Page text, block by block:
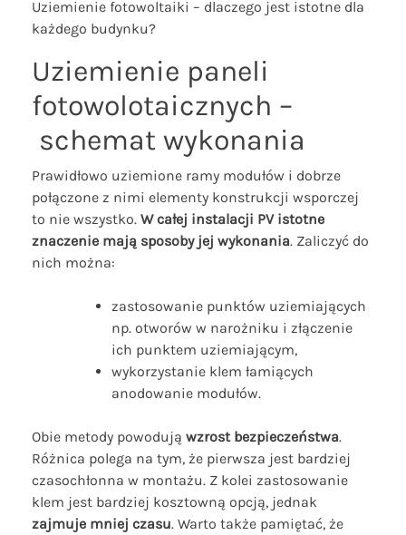
Uziemienie fotowoltaiki – dlaczego jest istotne dla
każdego budynku?
Uziemienie paneli
fotowolotaicznych –
schemat wykonania
Prawidłowo uziemione ramy modułów i dobrze
połączone z nimi elementy konstrukcji wsporczej
to nie wszystko. W całej instalacji PV istotne
znaczenie mają sposoby jej wykonania. Zaliczyć do
nich można:
zastosowanie punktów uziemiających
np. otworów w narożniku i złączenie
ich punktem uziemiającym,
wykorzystanie klem łamiących
anodowanie modułów.
Obie metody powodują wzrost bezpieczeństwa.
Różnica polega na tym, że pierwsza jest bardziej
czasochłonna w montażu. Z kolei zastosowanie
klem jest bardziej kosztowną opcją, jednak
zajmuje mniej czasu. Warto także pamiętać, że